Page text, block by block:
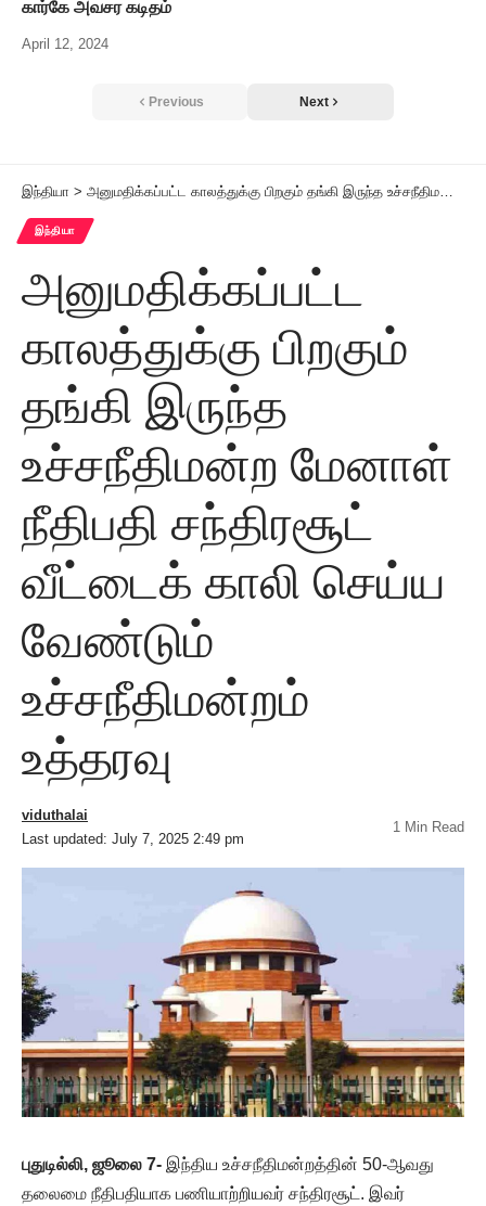
கார்கே அவசர கடிதம்
April 12, 2024
Previous Next
இந்தியா > அனுமதிக்கப்பட்ட காலத்துக்கு பிறகும் தங்கி இருந்த உச்சநீதிமன்ற மேனாள் நீதிபதி சந்திரசூட் வீட்டைக் காலி செய்ய வேண்டும் உச்சநீதிமன்றம் உத்தரவு
இந்தியா
அனுமதிக்கப்பட்ட
காலத்துக்கு பிறகும்
தங்கி இருந்த
உச்சநீதிமன்ற மேனாள்
நீதிபதி சந்திரசூட்
வீட்டைக் காலி செய்ய
வேண்டும்
உச்சநீதிமன்றம்
உத்தரவு
Last updated: July 7, 2025 2:49 pm
viduthalai
1 Min Read
புதுடில்லி, ஜூலை 7- இந்திய உச்சநீதிமன்றத்தின் 50-ஆவது
தலைமை நீதிபதியாக பணியாற்றியவர் சந்திரசூட். இவர்